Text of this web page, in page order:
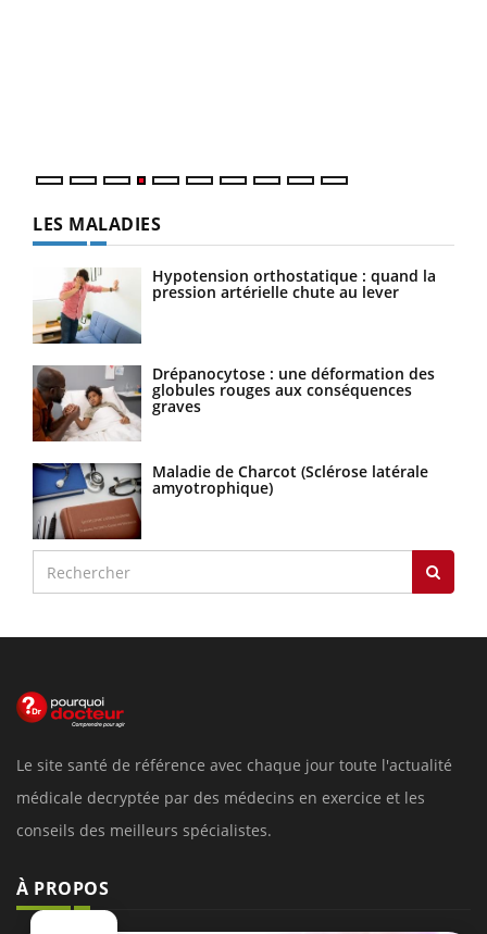
LES MALADIES
Hypotension orthostatique : quand la
pression artérielle chute au lever
Drépanocytose : une déformation des
globules rouges aux conséquences
graves
Maladie de Charcot (Sclérose latérale
amyotrophique)
Le site santé de référence avec chaque jour toute l'actualité
médicale decryptée par des médecins en exercice et les
conseils des meilleurs spécialistes.
À PROPOS